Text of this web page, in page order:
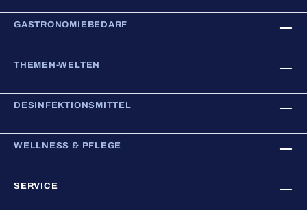
GASTRONOMIEBEDARF
THEMEN-WELTEN
DESINFEKTIONSMITTEL
WELLNESS & PFLEGE
SERVICE